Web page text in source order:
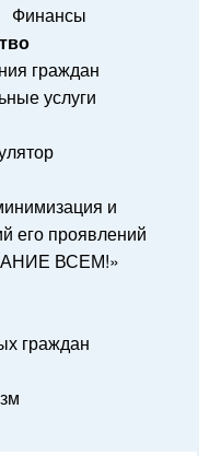
Финансы
граждан
услуги
и
его проявлений
ВСЕМ!»
граждан